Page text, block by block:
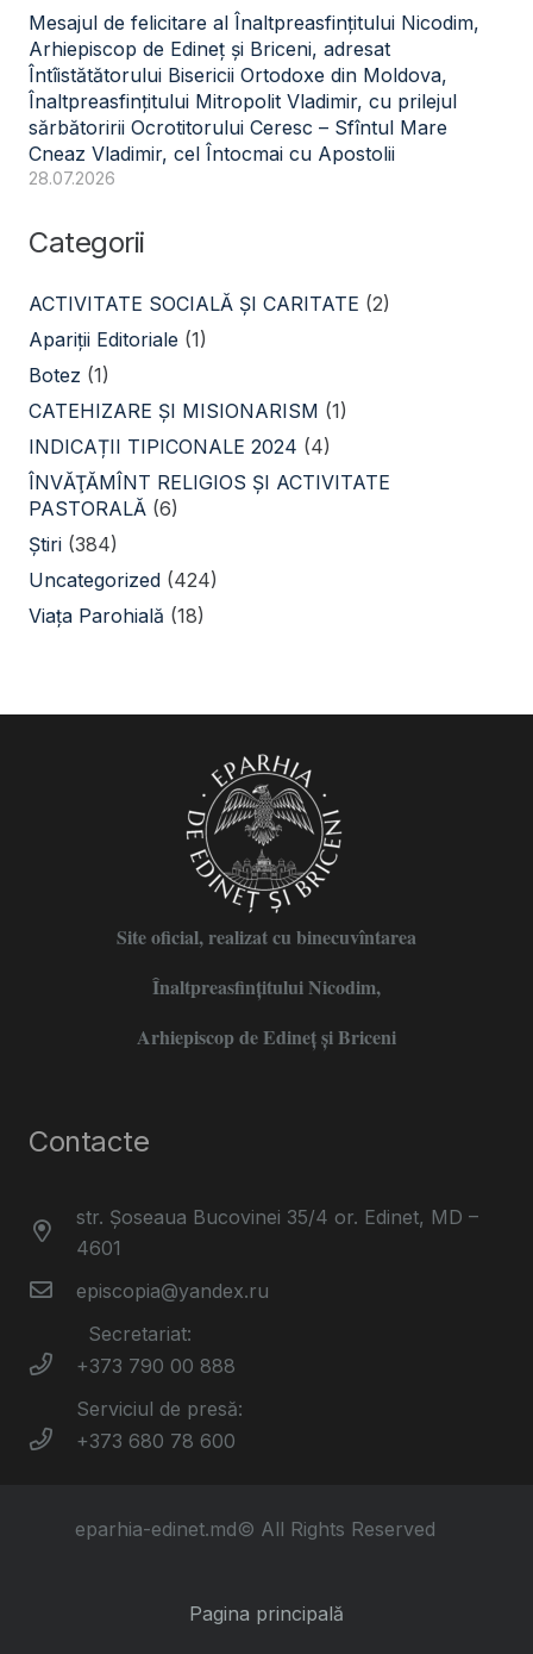
Mesajul de felicitare al Înaltpreasfințitului Nicodim,
Arhiepiscop de Edineț și Briceni, adresat
Întîistătătorului Bisericii Ortodoxe din Moldova,
Înaltpreasfințitului Mitropolit Vladimir, cu prilejul
sărbătoririi Ocrotitorului Ceresc – Sfîntul Mare
Cneaz Vladimir, cel Întocmai cu Apostolii
28.07.2026
Categorii
ACTIVITATE SOCIALĂ ŞI CARITATE (2)
Apariții Editoriale (1)
Botez (1)
CATEHIZARE ŞI MISIONARISM (1)
INDICAȚII TIPICONALE 2024 (4)
ÎNVĂŢĂMÎNT RELIGIOS ŞI ACTIVITATE
PASTORALĂ (6)
Știri (384)
Uncategorized (424)
Viața Parohială (18)
Site oficial, realizat cu binecuvîntarea
Înaltpreasfințitului Nicodim,
Arhiepiscop de Edineţ şi Briceni
Contacte
str. Șoseaua Bucovinei 35/4 or. Edinet, MD –
4601
episcopia@yandex.ru
Secretariat:
+373 790 00 888
Serviciul de presă:
+373 680 78 600
eparhia-edinet.md© All Rights Reserved
Pagina principală